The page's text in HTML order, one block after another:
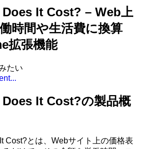
It Cost? – Web上
時間や生活費に換算
拡張機能
たい
It Cost?の製品概
Cost?とは、Webサイト上の価格表